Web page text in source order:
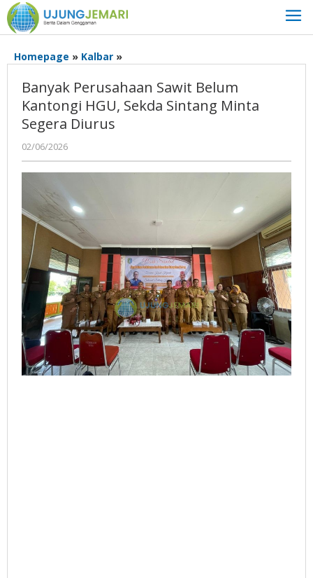
Lewati
ke
konten
Homepage » Kalbar »Banyak
Sawit
Belum
Kantongi
Sintang
Minta
Banyak Perusahaan Sawit Belum
Kantongi HGU, Sekda Sintang Minta
Segera Diurus
02/06/2026
Admin
Ujung